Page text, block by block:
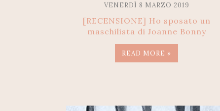
VENERDÌ 8 MARZO 2019
[RECENSIONE] Ho sposato un
maschilista di Joanne Bonny
READ MORE »